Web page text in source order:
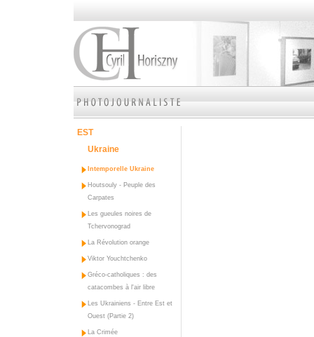
EST
Ukraine
Intemporelle Ukraine
Houtsouly - Peuple des
Carpates
Les gueules noires de
Tchervonograd
La Révolution orange
Viktor Youchtchenko
Gréco-catholiques : des
catacombes à l'air libre
Les Ukrainiens - Entre Est et
Ouest (Partie 2)
La Crimée